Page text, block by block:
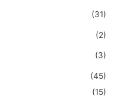
(31)
(2)
(3)
(45)
(15)